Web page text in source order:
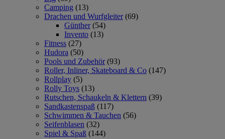
Camping (13)
Drachen und Wurfgleiter (69)
Günther (54)
Invento (13)
Fitness (27)
Hudora (50)
Pools und Zubehör (93)
Roller, Inliner, Skateboard & Co (147)
Rollplay (5)
Rolly Toys (13)
Rutschen, Schaukeln & Klettern (39)
Sandkastenspaß (117)
Schwimmen & Tauchen (56)
Seifenblasen (32)
Spiel & Spaß (144)